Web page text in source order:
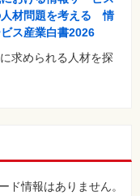
人材問題を考える 情
ス産業白書2026
求められる人材を探
ド情報はありません。